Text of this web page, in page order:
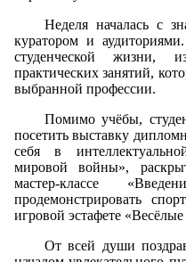
Неделя началась с
куратором и
студенческой жизни,
практических занятий,
выбранной профессии.
Помимо учёбы,
посетить выставку
себя в
мировой войны»,
мастер-классе
продемонстрировать
игровой эстафете «Весёлые
От всей души